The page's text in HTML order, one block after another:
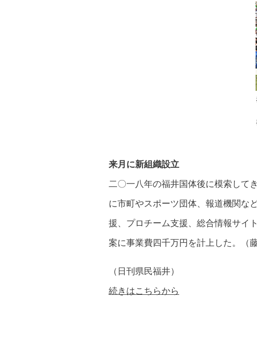
来月に新組織設立
二〇一八年の福井国体後に模索して
に市町やスポーツ団体、報道機関な
援、プロチーム支援、総合情報サイ
案に事業費四千万円を計上した。（藤
（日刊県民福井）
続きはこちらから